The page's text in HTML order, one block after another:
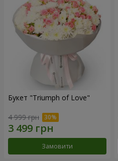
Букет "Triumph of Love"
4 999 грн
Замовити